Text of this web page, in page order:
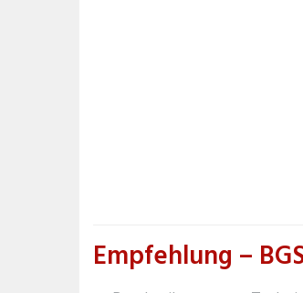
Empfehlung –